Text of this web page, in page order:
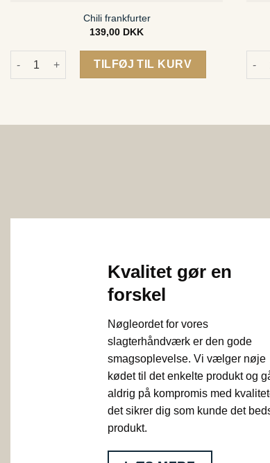
Chili frankfurter
139,00 DKK
Chili frankfurter antalTILFØJ TIL KURV
Kvalitet gør en
forskel
Nøgleordet for vores
slagterhåndværk er den gode
smagsoplevelse. Vi vælger nøje
kødet til det enkelte produkt og
aldrig på kompromis med
det sikrer dig som kunde det
produkt.